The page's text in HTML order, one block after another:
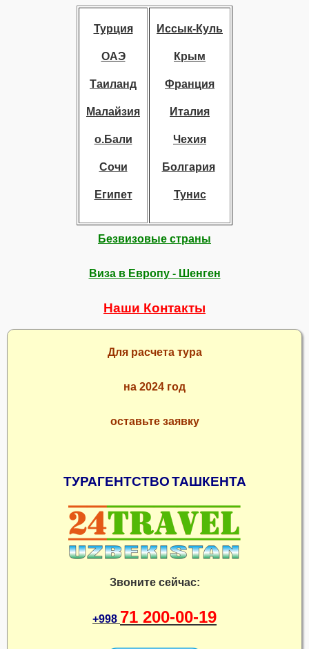
Турция
ОАЭ
Таиланд
Малайзия
о.Бали
Сочи
Египет
Иссык-Куль
Крым
Франция
Италия
Чехия
Болгария
Тунис
Безвизовые страны
Виза в Европу - Шенген
Наши Контакты
Для расчета тура
на 2024 год
оставьте заявку
ТУРАГЕНТСТВОТАШКЕНТА
Звоните сейчас:
+998 71 200-00-19